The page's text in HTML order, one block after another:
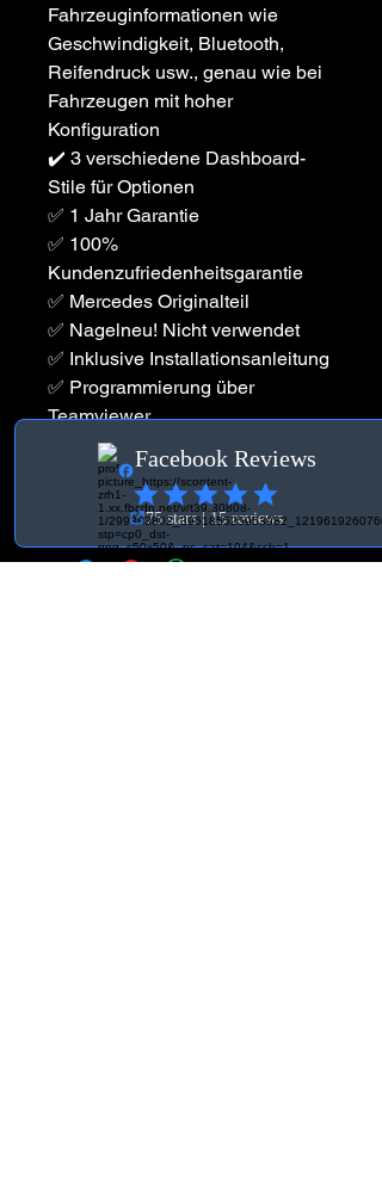
Fahrzeuginformationen wie
Geschwindigkeit, Bluetooth,
Reifendruck usw., genau wie bei
Fahrzeugen mit hoher
Konfiguration
✔️ 3 verschiedene Dashboard-
Stile für Optionen
✅ 1 Jahr Garantie
✅ 100%
Kundenzufriedenheitsgarantie
✅ Mercedes Originalteil
✅ Nagelneu! Nicht verwendet
✅ Inklusive Installationsanleitung
✅ Programmierung über
Teamviewer
☑️ Wenn Sie möchten, dass wir es
auch installieren, ist dies völlig
kostenlos.